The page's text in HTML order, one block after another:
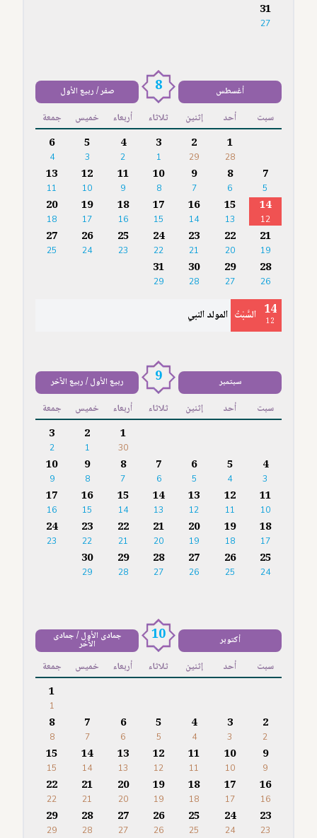
31
27
أغسطس 8 صفر / ربيع الأول
سبت أحد إثنين ثلاثاء أربعاء خميس جمعة
1
28
2
29
3
1
4
2
5
3
6
4
7
5
8
6
9
7
10
8
11
9
12
10
13
11
14
12
15
13
16
14
17
15
18
16
19
17
20
18
21
19
22
20
23
21
24
22
25
23
26
24
27
25
28
26
29
27
30
28
31
29
14
12 السَّبْتُ المولد النبي
سبتمبر 9 ربيع الأول / ربيع الآخر
سبت أحد إثنين ثلاثاء أربعاء خميس جمعة
1
30
2
1
3
2
4
3
5
4
6
5
7
6
8
7
9
8
10
9
11
10
12
11
13
12
14
13
15
14
16
15
17
16
18
17
19
18
20
19
21
20
22
21
23
22
24
23
25
24
26
25
27
26
28
27
29
28
30
29
أكتوبر 10 جمادى الأول / جمادى
الآخر
سبت أحد إثنين ثلاثاء أربعاء خميس جمعة
1
1
2
2
3
3
4
4
5
5
6
6
7
7
8
8
9
9
10
10
11
11
12
12
13
13
14
14
15
15
16
16
17
17
18
18
19
19
20
20
21
21
22
22
23
23
24
24
25
25
26
26
27
27
28
28
29
29